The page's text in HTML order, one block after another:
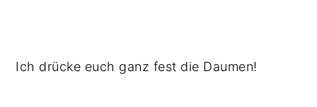
Ich drücke euch ganz fest die Daumen!